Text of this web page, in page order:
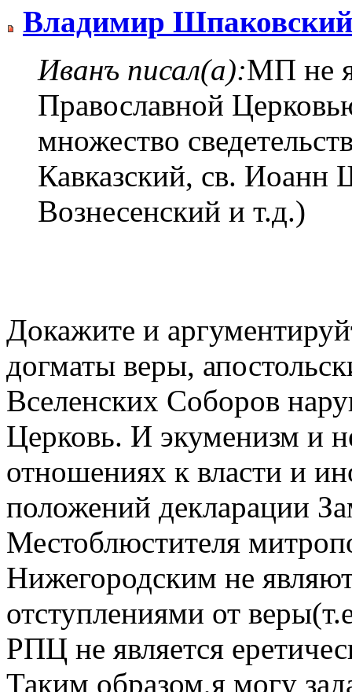
Владимир Шпаковский
Иванъ писал(а):МП не
Православной
множество
Кавказский, св.
Вознесенский и т.д.)
Докажите и
догматы веры,
Вселенских Соборов
Церковь. И экуменизм и
отношениях к власти и
положений декларации
Местоблюстителя
Нижегородским не
отступлениями от
РПЦ не является
Таким образом,я могу